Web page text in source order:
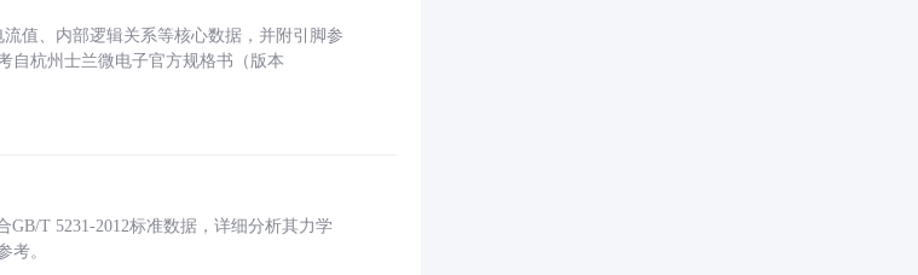
值、内部逻辑关系等核心数据，并附引脚参
自杭州士兰微电子官方规格书（版本
T 5231-2012标准数据，详细分析其力学
考。